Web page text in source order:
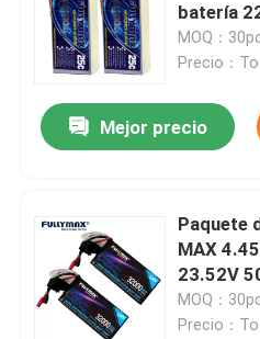
Sobre nosotros
Visita a la fábrica
Contacto
noticias
batería
abejón
de Muti
MOQ：
Precio：
Mejor precio
Paquete
MAX
23.52V
AS150
MOQ：
Precio：